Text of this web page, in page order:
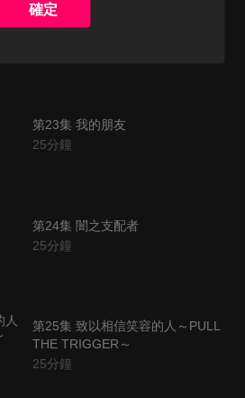
第22集 最後一局
第23集 我的朋友
25分鐘
第24集 闇之支配者
25分鐘
第25集 致以相信笑容的人～PULL
THE TRIGGER～
25分鐘
確定